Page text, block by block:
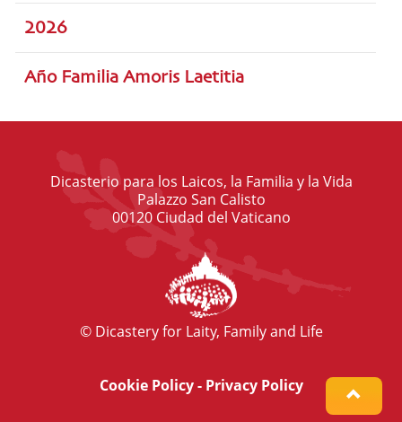
2026
Año Familia Amoris Laetitia
Dicasterio para los Laicos, la Familia y la Vida
Palazzo San Calisto
00120 Ciudad del Vaticano
© Dicastery for Laity, Family and Life
Cookie Policy- Privacy Policy